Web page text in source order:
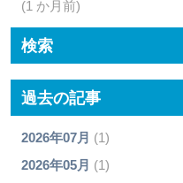
(1 か月前)
検索
過去の記事
2026年07月 (1)
2026年05月 (1)